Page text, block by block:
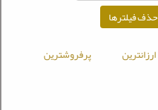
حذف فیلترها
ارزانترین
پرفروشترین